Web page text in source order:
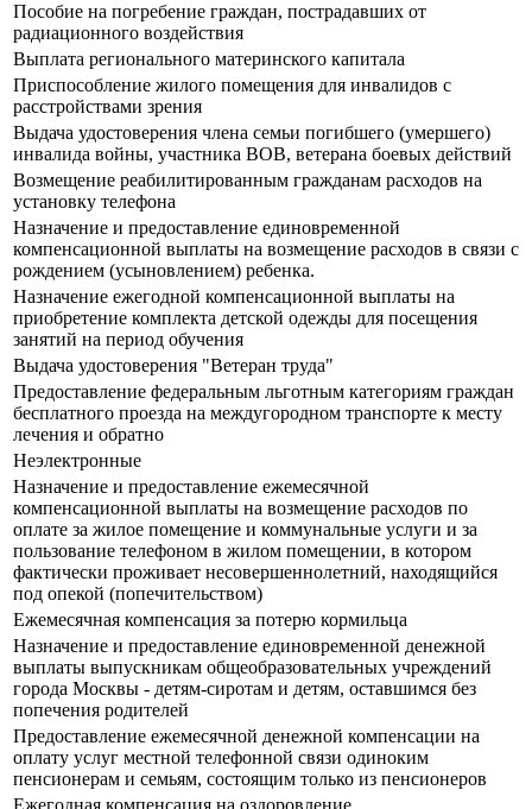
Пособие на погребение граждан, пострадавших от
радиационного воздействия
Выплата регионального материнского капитала
Приспособление жилого помещения для инвалидов с
расстройствами зрения
Выдача удостоверения члена семьи погибшего (умершего)
инвалида войны, участника ВОВ, ветерана боевых действий
Возмещение реабилитированным гражданам расходов на
установку телефона
Назначение и предоставление единовременной
компенсационной выплаты на возмещение расходов в связи с
рождением (усыновлением) ребенка.
Назначение ежегодной компенсационной выплаты на
приобретение комплекта детской одежды для посещения
занятий на период обучения
Выдача удостоверения "Ветеран труда"
Предоставление федеральным льготным категориям граждан
бесплатного проезда на междугородном транспорте к месту
лечения и обратно
Неэлектронные
Назначение и предоставление ежемесячной
компенсационной выплаты на возмещение расходов по
оплате за жилое помещение и коммунальные услуги и за
пользование телефоном в жилом помещении, в котором
фактически проживает несовершеннолетний, находящийся
под опекой (попечительством)
Ежемесячная компенсация за потерю кормильца
Назначение и предоставление единовременной денежной
выплаты выпускникам общеобразовательных учреждений
города Москвы - детям-сиротам и детям, оставшимся без
попечения родителей
Предоставление ежемесячной денежной компенсации на
оплату услуг местной телефонной связи одиноким
пенсионерам и семьям, состоящим только из пенсионеров